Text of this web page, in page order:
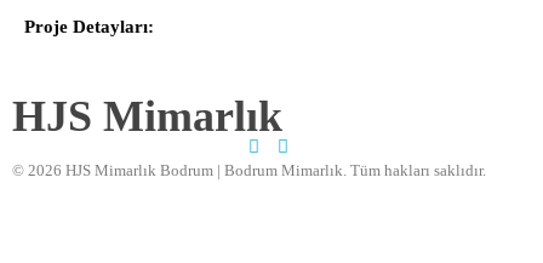
Proje Detayları:
HJS Mimarlık
© 2026 HJS Mimarlık Bodrum | Bodrum Mimarlık. Tüm hakları saklıdır.